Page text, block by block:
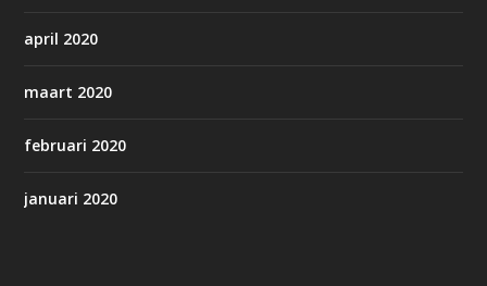
april 2020
maart 2020
februari 2020
januari 2020